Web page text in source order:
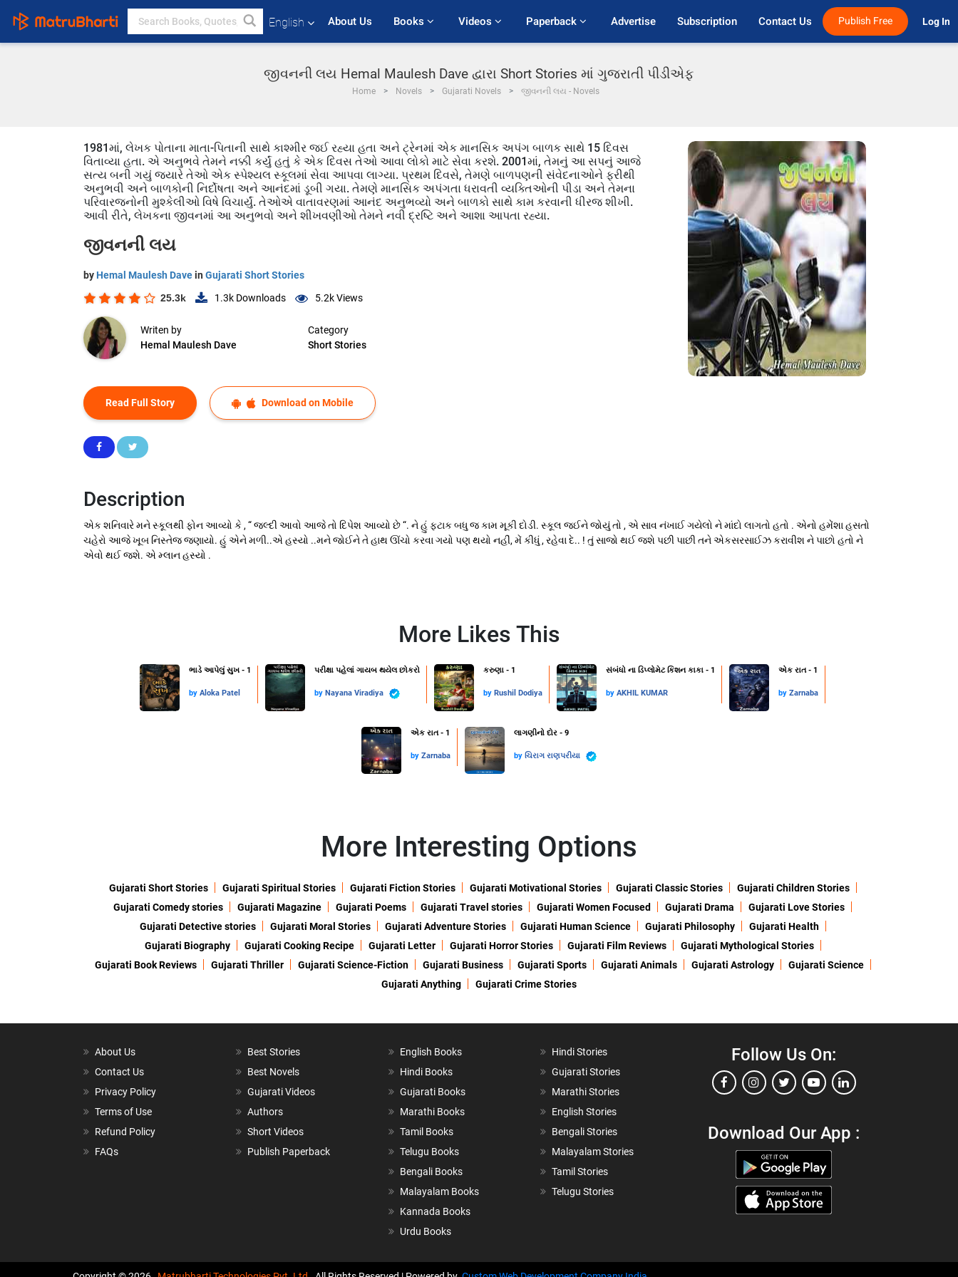
English About Us Books Videos Paperback Advertise Subscription Contact Us Publish Free Log In
જીવનની લય Hemal Maulesh Dave દ્વારા Short Stories માં ગુજરાતી પીડીએફ
Home Novels Gujarati Novels જીવનની લય - Novels
1981માં, લેખક પોતાના માતા-પિતાની સાથે કાશ્મીર જઈ રહ્યા હતા અને ટ્રેનમાં એક માનસિક અપંગ બાળક સાથે 15 દિવસ
વિતાવ્યા હતા. એ અનુભવે તેમને નક્કી કર્યું હતું કે એક દિવસ તેઓ આવા લોકો માટે સેવા કરશે. 2001માં, તેમનું આ સપનું આજે
સત્ય બની ગયું જ્યારે તેઓ એક સ્પેશ્યલ સ્કૂલમાં સેવા આપવા લાગ્યા. પ્રથમ દિવસે, તેમણે બાળપણની સંવેદનાઓને ફરીથી
અનુભવી અને બાળકોની નિર્દોષતા અને આનંદમાં ડૂબી ગયા. તેમણે માનસિક અપંગતા ધરાવતી વ્યક્તિઓની પીડા અને તેમના
પરિવારજનોની મુશ્કેલીઓ વિષે વિચાર્યું. તેઓએ વાતાવરણમાં આનંદ અનુભવ્યો અને બાળકો સાથે કામ કરવાની ધીરજ શીખી.
આવી રીતે, લેખકના જીવનમાં આ અનુભવો અને શીખવણીઓ તેમને નવી દ્રષ્ટિ અને આશા આપતા રહ્યા.
જીવનની લય
by Hemal Maulesh Davein Gujarati Short Stories
25.3k 1.3k Downloads 5.2kViews
Writen by
Hemal Maulesh Dave
Category
Short Stories
Read Full Story Download on Mobile
Description
એક શનિવારે મને સ્કૂલથી ફોન આવ્યો કે , “ જલ્દી આવો આજે તો દિપેશ આવ્યો છે “. ને હું ફટાક બધુ જ કામ મૂકી દોડી. સ્કૂલ જઈને જોયું તો , એ સાવ નંખાઈ ગયેલો ને માંદો લાગતો હતો . એનો હમેંશા હસતો
ચહેરો આજે ખૂબ નિસ્તેજ જણાયો. હું એને મળી..એ હસ્યો ..મને જોઈને તે હાથ ઊંચો કરવા ગયો પણ થયો નહીં, મેં કીધું , રહેવા દે.. ! તું સાજો થઈ જશે પછી પાછી તને એકસરસાઈઝ કરાવીશ ને પાછો હતો ને
એવો થઈ જશે. એ મ્લાન હસ્યો .
More Likes This
ભાડે આપેલું સુખ - 1
by Aloka Patel
પરીક્ષા પહેલાં ગાયબ થયેલ છોકરો
by Nayana Viradiya
કરુણા - 1
by Rushil Dodiya
સંબંધો ના ડિપ્લોમેટ કિશન કાકા - 1
by AKHIL KUMAR
એક રાત - 1
by Zarnaba
એક રાત - 1
by Zarnaba
લાગણીનો દોર - 9
by ચિરાગ રાણપરીયા
More Interesting Options
Gujarati Short Stories Gujarati Spiritual Stories Gujarati Fiction Stories Gujarati Motivational Stories Gujarati Classic Stories
Gujarati Children Stories
Gujarati Comedy stories
Gujarati Magazine Gujarati Poems Gujarati Travel stories Gujarati Women Focused Gujarati Drama
Gujarati Love Stories
Gujarati Detective stories
Gujarati Moral Stories Gujarati Adventure Stories Gujarati Human Science Gujarati Philosophy
Gujarati Health
Gujarati Biography
Gujarati Cooking Recipe Gujarati Letter Gujarati Horror Stories Gujarati Film Reviews
Gujarati Mythological Stories
Gujarati Book Reviews
Gujarati Thriller Gujarati Science-Fiction Gujarati Business Gujarati Sports Gujarati Animals Gujarati Astrology
Gujarati Science
Gujarati Anything
Gujarati Crime Stories
About Us
Contact Us
Privacy Policy
Terms of Use
Refund Policy
FAQs
Best Stories
Best Novels
Gujarati Videos
Authors
Short Videos
Publish Paperback
English Books
Hindi Books
Gujarati Books
Marathi Books
Tamil Books
Telugu Books
Bengali Books
Malayalam Books
Kannada Books
Urdu Books
Hindi Stories
Gujarati Stories
Marathi Stories
English Stories
Bengali Stories
Malayalam Stories
Tamil Stories
Telugu Stories
Follow Us On:
Download Our App :